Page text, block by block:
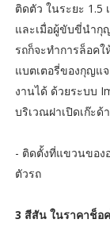
ติดตัว ในระยะ 1.5
และเมื่อผู้ขับขี่นำกุ
รถก็จะทำการล็อค
แบตเตอรี่ของกุญแ
งานได้ ด้วยระบบ
บริเวณฝาเปิดเก๊ะด้
- ติดตั้งที่แขวนของ
ตัวรถ
3 สีสัน ในราคาช็อ